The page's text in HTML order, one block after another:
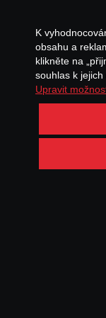
K
obsahu a
klikněte na
souhlas k jejich
Upravit